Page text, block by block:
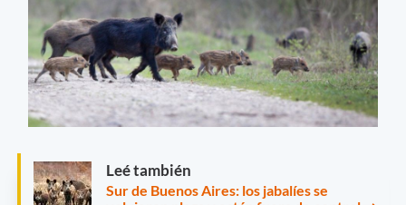
Leé también
Sur de Buenos Aires: los jabalíes se